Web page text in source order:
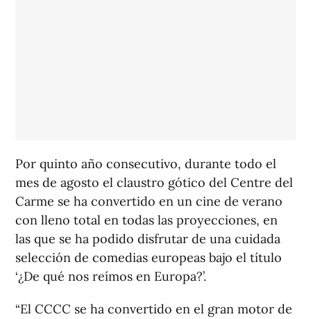
Por quinto año consecutivo, durante todo el
mes de agosto el claustro gótico del Centre del
Carme se ha convertido en un cine de verano
con lleno total en todas las proyecciones, en
las que se ha podido disfrutar de una cuidada
selección de comedias europeas bajo el título
‘¿De qué nos reímos en Europa?’.
“El CCCC se ha convertido en el gran motor de